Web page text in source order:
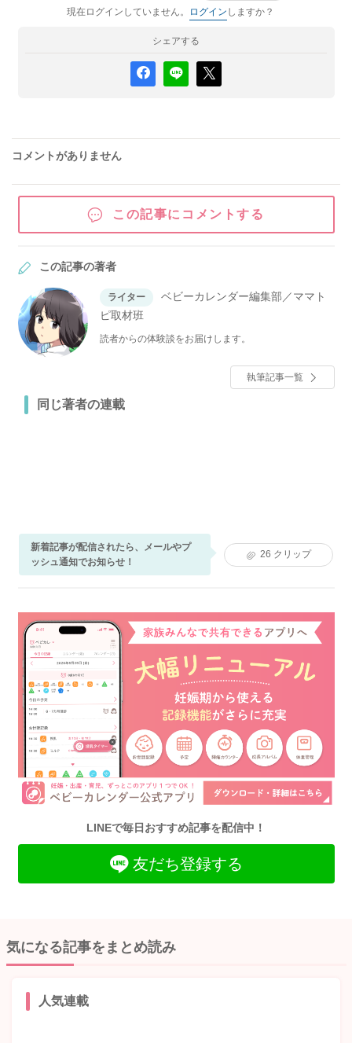
現在ログインしていません。 ログイン しますか？
シェアする
コメントがありません
この記事にコメントする
この記事の著者
ライター
ベビーカレンダー編集部／ママト
ピ取材班
読者からの体験談をお届けします。
執筆記事一覧
同じ著者の連載
新着記事が配信されたら、メールやプ
ッシュ通知でお知らせ！
26 クリップ
LINEで毎日おすすめ記事を配信中！
友だち登録する
気になる記事をまとめ読み
人気連載